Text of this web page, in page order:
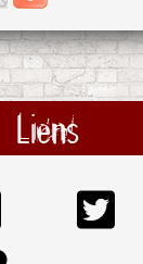
Liens